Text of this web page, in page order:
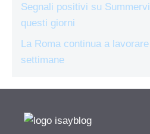
Segnali positivi su
questi giorni
La Roma continua a
settimane